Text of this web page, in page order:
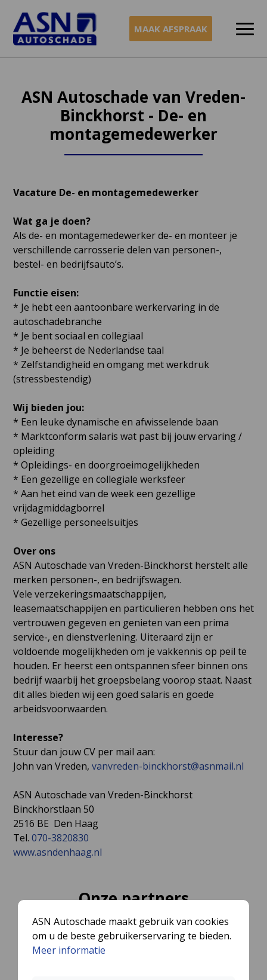
MAAK AFSPRAAK
ASN Autoschade van Vreden-
Binckhorst - De- en
montagemedewerker
Vacature De- en montagemedewerker
Wat ga je doen?
Als de- en montagemedewerker de- en monteer je
verschillende carrosserie delen van personen-,
bestel- en bedrijfsauto’s.
Functie eisen:
* Je hebt een aantoonbare werkervaring in de
autoschadebranche
* Je bent sociaal en collegiaal
* Je beheerst de Nederlandse taal
* Zelfstandigheid en omgang met werkdruk
(stressbestendig)
Wij bieden jou:
* Een leuke dynamische en afwisselende baan
* Marktconform salaris wat past bij jouw ervaring /
opleiding
* Opleidings- en doorgroeimogelijkheden
* Een gezellige en collegiale werksfeer
* Aan het eind van de week een gezellige
vrijdagmiddagborrel
* Gezellige personeelsuitjes
Over ons
ASN Autoschade van Vreden-Binckhorst herstelt alle
merken personen-, en bedrijfswagen.
Vele verzekeringsmaatschappijen,
leasemaatschappijen en particulieren hebben ons het
vertrouwen gegeven en genieten van een prima
service-, en dienstverlening. Uiteraard zijn er
voldoende mogelijkheden om je vakkennis op peil te
houden. Er heerst een ontspannen sfeer binnen ons
bedrijf waarbij het groepsbelang voorop staat. Naast
dit alles bieden wij een goed salaris en goede
arbeidsvoorwaarden.
Interesse?
Stuur dan jouw CV per mail aan:
John van Vreden, vanvreden-binckhorst@asnmail.nl
ASN Autoschade van Vreden-Binckhorst
Binckhorstlaan 50
2516 BE Den Haag
Tel. 070-3820830
www.asndenhaag.nl
Onze partners
ASN Autoschade maakt gebruik van cookies
om u de beste gebruikerservaring te bieden.
Meer informatie